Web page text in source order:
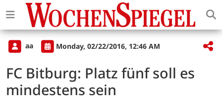
aa Monday, 02/22/2016, 12:46 AM
FC Bitburg: Platz fünf soll es
mindestens sein